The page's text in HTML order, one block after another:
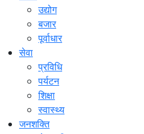
उद्योग
बजार
पूर्वाधार
सेवा
प्रविधि
पर्यटन
शिक्षा
स्वास्थ्य
जनशक्ति